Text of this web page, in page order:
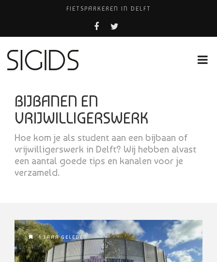
FIETSPARKEREN IN DELFT
PIZZERIA POMPEÏ ￼
BELEEF DE MAGIE VAN FILM BIJ KINEPOLIS
BIJBANEN EN
VRIJWILLIGERSWERK
Hoe kom je als student aan een bijbaan of
vrijwilligerswerk in Delft? Wij hebben alvast
een aantal goede tips en kanalen voor je
verzameld.
1 JAAR GELEDEN